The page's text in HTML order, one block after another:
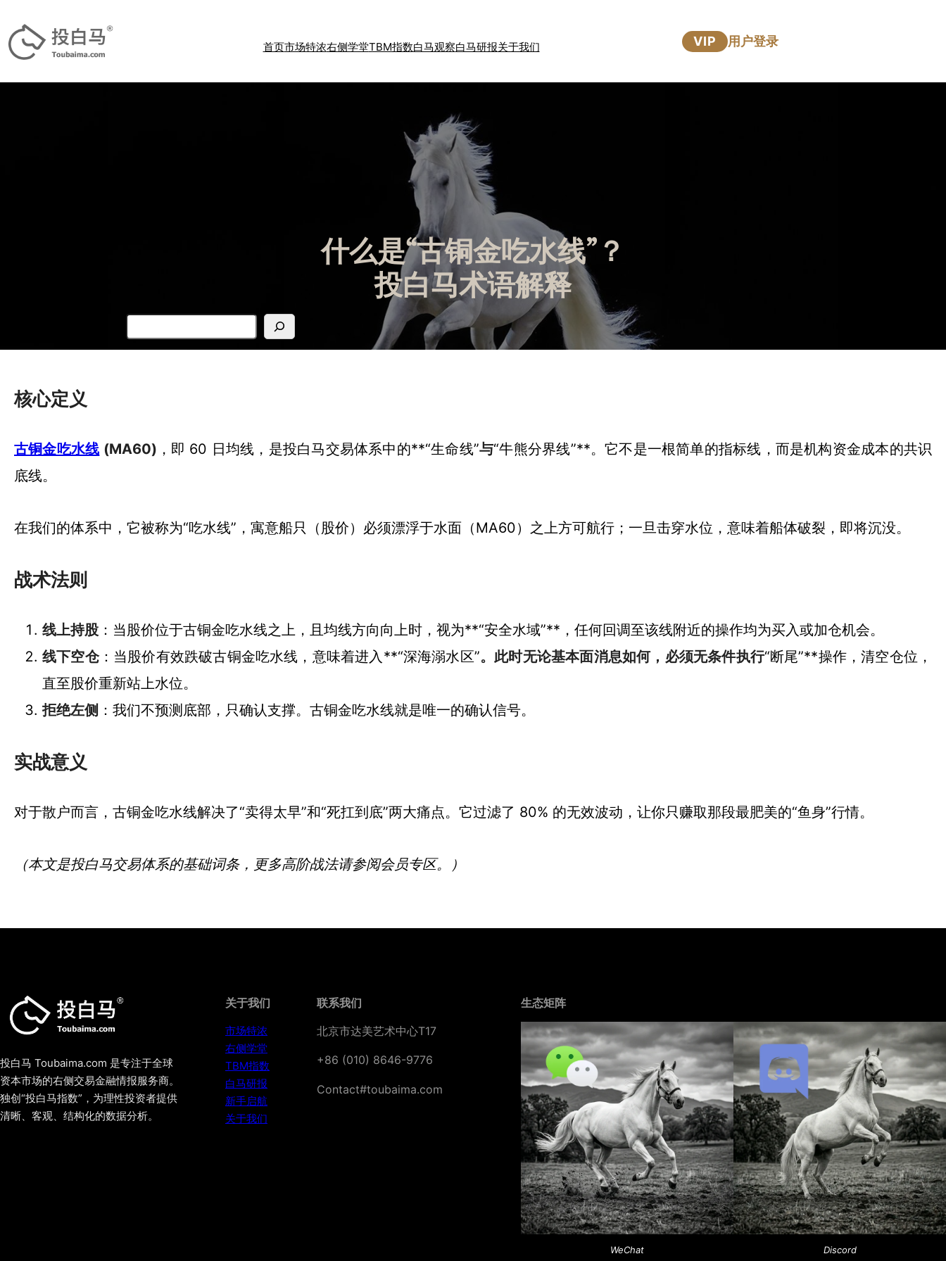
内
首页市场特浓右侧学堂TBM指数白马观察白马研报关于我们 VIP 用户登录
什么是“古铜金吃水线”？
投白马术语解释
核心定义
古铜金吃水线 (MA60) ，即 60 日均线，是投白马交易体系中的**“生命线”与“牛熊分界线”**。它不是一根简单的指标线，而是机构资金成本的共识
底线。
在我们的体系中，它被称为“吃水线”，寓意船只（股价）必须漂浮于水面（MA60）之上方可航行；一旦击穿水位，意味着船体破裂，即将沉没。
战术法则
线上持股 ：当股价位于古铜金吃水线之上，且均线方向向上时，视为**“安全水域”**，任何回调至该线附近的操作均为买入或加仓机会。
线下空仓：当股价有效跌破古铜金吃水线，意味着进入**“深海溺水区”。此时无论基本面消息如何，必须无条件执行“断尾”**操作，清空仓位，
直至股价重新站上水位。
拒绝左侧 ：我们不预测底部，只确认支撑。古铜金吃水线就是唯一的确认信号。
实战意义
对于散户而言，古铜金吃水线解决了“卖得太早”和“死扛到底”两大痛点。它过滤了 80% 的无效波动，让你只赚取那段最肥美的“鱼身”行情。
（本文是投白马交易体系的基础词条，更多高阶战法请参阅会员专区。）
投白马 Toubaima.com 是专注于全球
资本市场的右侧交易金融情报服务商。
独创“投白马指数”，为理性投资者提供
清晰、客观、结构化的数据分析。
关于我们
市场特浓
右侧学堂
TBM指数
白马研报
新手启航
关于我们
联系我们
北京市达美艺术中心T17
+86 (010) 8646-9776
Contact#toubaima.com
生态矩阵
WeChat Discord